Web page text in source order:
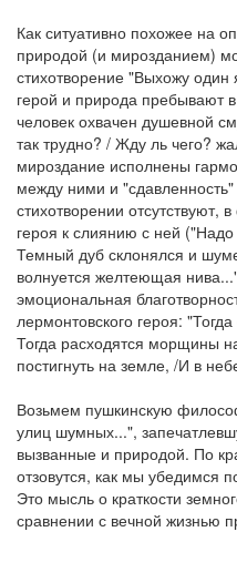
Как ситуативно похожее на
природой (и мирозданием)
стихотворение "Выхожу один
герой и природа пребывают
человек охвачен душевной
так трудно? / Жду ль чего?
мироздание исполнены
между ними и
стихотворении
героя к слиянию с ней
Темный дуб склонялся и
волнуется желтеющая
эмоциональная
лермонтовского героя:
Тогда расходятся морщины
постигнуть на земле, /И в
Возьмем пушкинскую
улиц шумных...",
вызванные и природой. По
отзовутся, как мы убедимся
Это мысль о краткости
сравнении с вечной жизнью